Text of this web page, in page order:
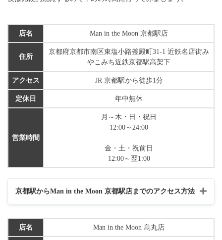
店名 Man in the Moon 京都駅店
住所
京都府京都市南区東塩小路釜殿町31-1 近鉄名店街み
やこみち近鉄京都駅高架下
アクセス JR 京都駅から徒歩1分
定休日 年中無休
営業時間
月～木・日・祝日
12:00～24:00
金・土・祝前日
12:00～翌1:00
京都駅からMan in the Moon 京都駅店までのアクセス方法
店名 Man in the Moon 烏丸店